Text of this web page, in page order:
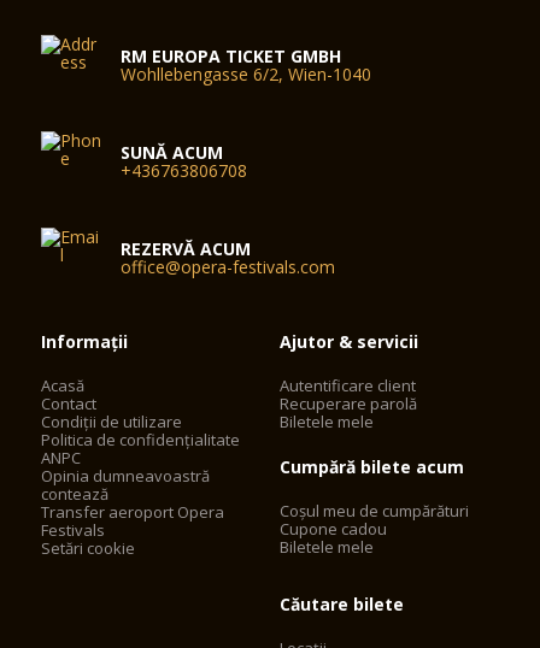
RM EUROPA TICKET GMBH
Wohllebengasse 6/2, Wien-1040
SUNĂ ACUM
+436763806708
REZERVĂ ACUM
office@opera-festivals.com
Informații
Acasă
Contact
Condiții de utilizare
Politica de confidențialitate
ANPC
Opinia dumneavoastră
contează
Transfer aeroport Opera
Festivals
Setări cookie
Ajutor & servicii
Autentificare client
Recuperare parolă
Biletele mele
Cumpără bilete acum
Coșul meu de cumpărături
Cupone cadou
Biletele mele
Căutare bilete